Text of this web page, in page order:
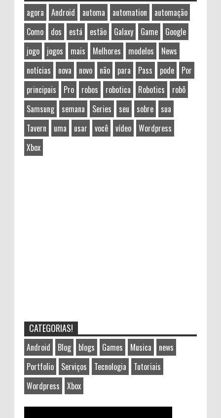
agora Android automa automation
automação
Como
dos está estão Galaxy Game
Google
jogo
jogos mais Melhores modelos
News
notícias
nova novo não para Pass pode
Por
principais
Pro robos robotica Robotics
robô
Samsung
semana Series seu sobre
sua
Tavern
uma usar você vídeo
Wordpress
Xbox
CATEGORIAS!
Android Blog blogs Games Musica
news
Portfolio
Serviços Tecnologia
Tutoriais
Wordpress
Xbox